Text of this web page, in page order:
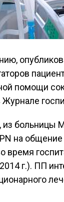
помощи
Журнале
больницы
на
время
г.). ПП